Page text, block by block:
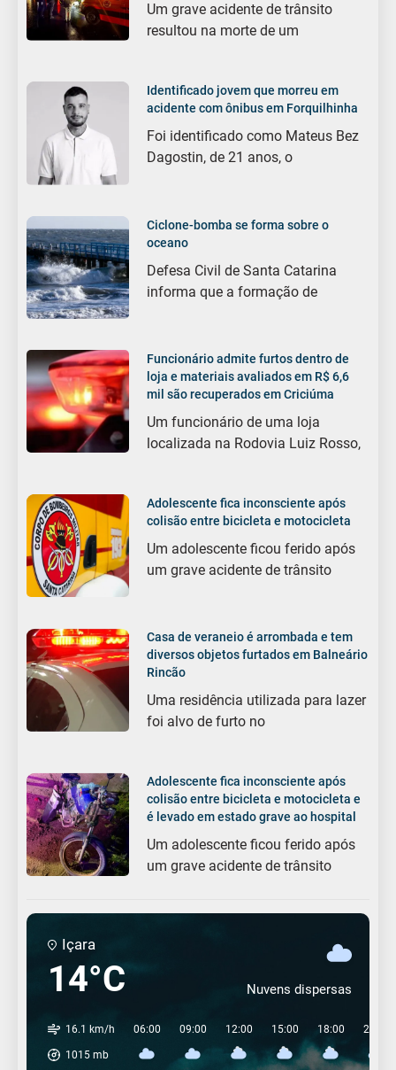
Um grave acidente de trânsito
resultou na morte de um
Identificado jovem que morreu em
acidente com ônibus em Forquilhinha
Foi identificado como Mateus Bez
Dagostin, de 21 anos, o
Ciclone-bomba se forma sobre o
oceano
Defesa Civil de Santa Catarina
informa que a formação de
Funcionário admite furtos dentro de
loja e materiais avaliados em R$ 6,6
mil são recuperados em Criciúma
Um funcionário de uma loja
localizada na Rodovia Luiz Rosso,
Adolescente fica inconsciente após
colisão entre bicicleta e motocicleta
Um adolescente ficou ferido após
um grave acidente de trânsito
Casa de veraneio é arrombada e tem
diversos objetos furtados em Balneário
Rincão
Uma residência utilizada para lazer
foi alvo de furto no
Adolescente fica inconsciente após
colisão entre bicicleta e motocicleta e
é levado em estado grave ao hospital
Um adolescente ficou ferido após
um grave acidente de trânsito
Içara
14°C Nuvens dispersas
16.1 km/h
1015 mb
06:00 09:00 12:00 15:00 18:00 21:00